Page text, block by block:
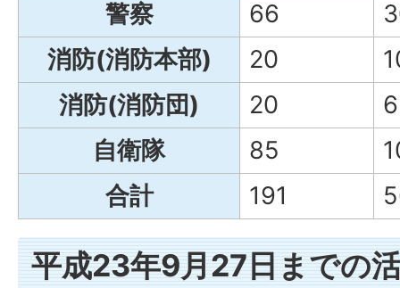
警察
66
消防(消防本部)
20
消防(消防団)
20
6
自衛隊
85
合計
191
平成23年9月27日までの